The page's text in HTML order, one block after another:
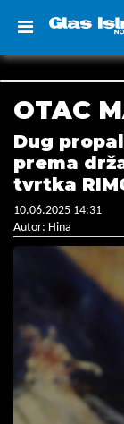
OTAC
Dug
prema
tvrtka
10.06.2025 14:31
Autor: Hina